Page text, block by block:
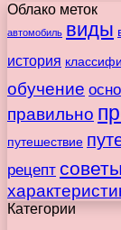
Облако меток
автомобиль виды
история
обучение
правильно
путешествие
рецепт советы
Категории